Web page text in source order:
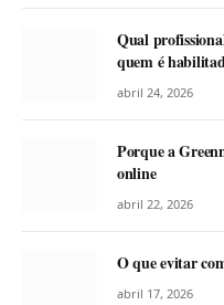
Qual
quem é
abril 24, 2026
Porque a
online
abril 22, 2026
O que evitar
abril 17, 2026